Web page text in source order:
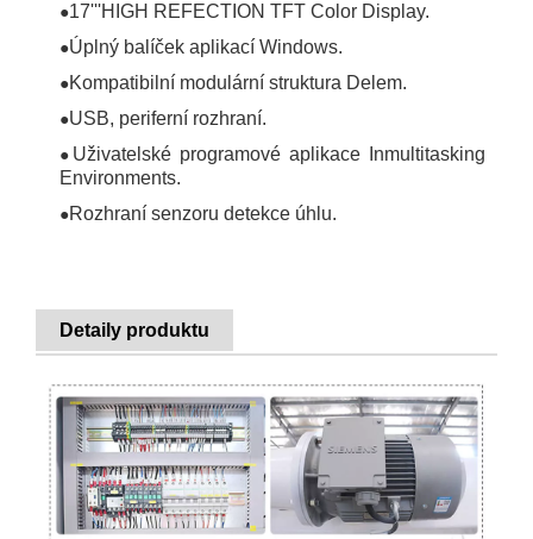
●17'''HIGH REFECTION TFT Color Display.
●Úplný balíček aplikací Windows.
●Kompatibilní modulární struktura Delem.
●USB, periferní rozhraní.
● Uživatelské programové aplikace Inmultitasking
Environments.
●Rozhraní senzoru detekce úhlu.
Detaily produktu